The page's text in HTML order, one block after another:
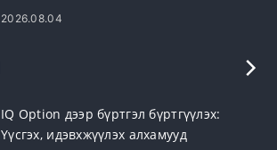
2026.08.04
IQ Option дээр бүртгэл бүртгүүлэх:
Үүсгэх, идэвхжүүлэх алхамууд